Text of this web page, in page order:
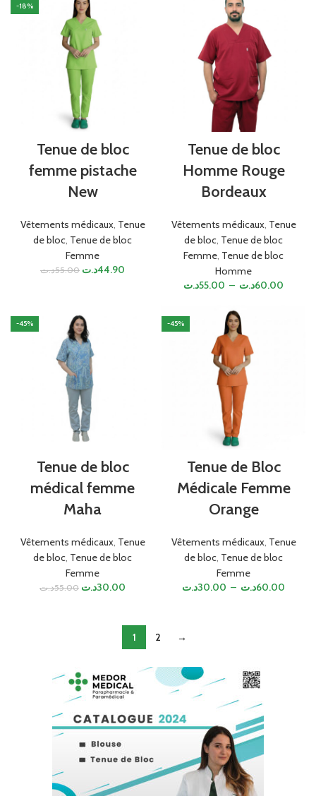
-18%
Tenue de bloc
femme pistache
New
Vêtements médicaux, Tenue
de bloc, Tenue de bloc
Femme
55.00د.ت 44.90د.ت
Tenue de bloc
Homme Rouge
Bordeaux
Vêtements médicaux, Tenue
de bloc, Tenue de bloc
Femme, Tenue de bloc
Homme
55.00د.ت – 60.00د.ت
-45%
Tenue de bloc
médical femme
Maha
Vêtements médicaux, Tenue
de bloc, Tenue de bloc
Femme
55.00د.ت 30.00د.ت
-45%
Tenue de Bloc
Médicale Femme
Orange
Vêtements médicaux, Tenue
de bloc, Tenue de bloc
Femme
30.00د.ت – 60.00د.ت
1 2 →